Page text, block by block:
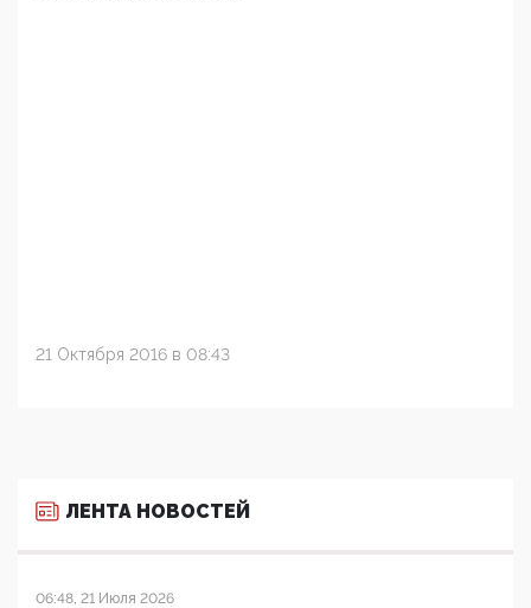
21 Октября 2016 в 08:43
ЛЕНТА НОВОСТЕЙ
06:48, 21 Июля 2026